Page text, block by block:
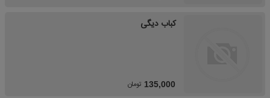
کباب دیگی
135,000 تومان